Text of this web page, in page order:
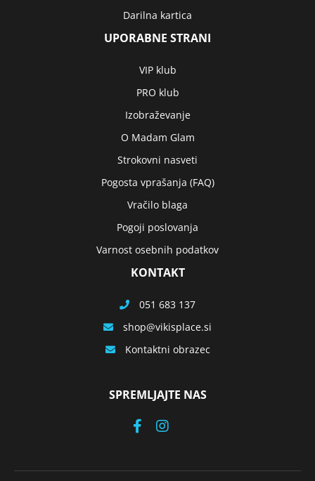
Darilna kartica
UPORABNE STRANI
VIP klub
PRO klub
Izobraževanje
O Madam Glam
Strokovni nasveti
Pogosta vprašanja (FAQ)
Vračilo blaga
Pogoji poslovanja
Varnost osebnih podatkov
KONTAKT
051 683 137
shop
vikisplace.si
Kontaktni obrazec
SPREMLJAJTE NAS